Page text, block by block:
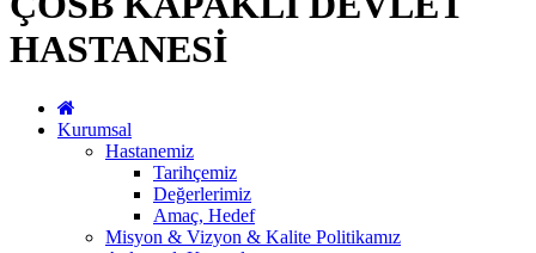
HASTANESİ
Kurumsal
Hastanemiz
Tarihçemiz
Değerlerimiz
Amaç, Hedef
Misyon & Vizyon & Kalite Politikamız